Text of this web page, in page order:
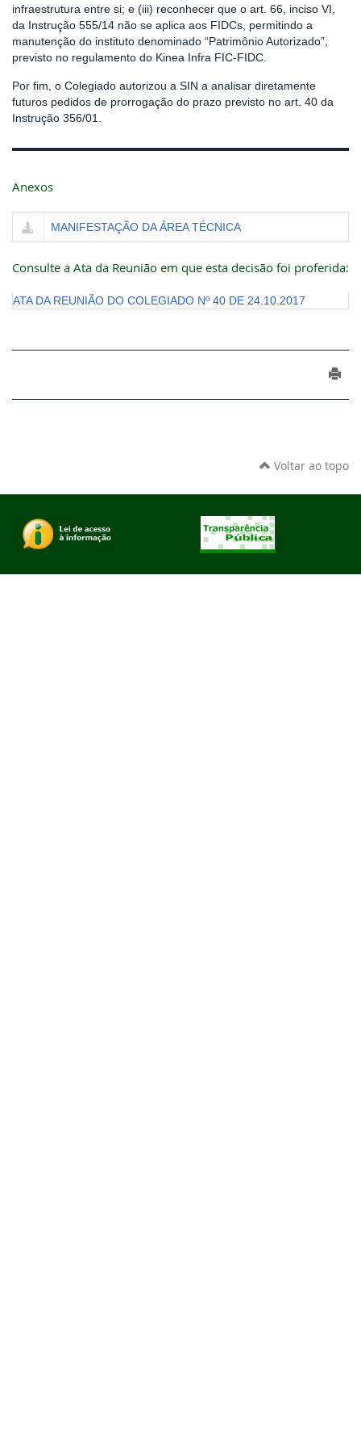
infraestrutura entre si; e (iii) reconhecer que o art. 66, inciso VI,
da Instrução 555/14 não se aplica aos FIDCs, permitindo a
manutenção do instituto denominado “Patrimônio Autorizado”,
previsto no regulamento do Kinea Infra FIC-FIDC.
Por fim, o Colegiado autorizou a SIN a analisar diretamente
futuros pedidos de prorrogação do prazo previsto no art. 40 da
Instrução 356/01.
Anexos
MANIFESTAÇÃO DA ÁREA TÉCNICA
Consulte a Ata da Reunião em que esta decisão foi proferida:
ATA DA REUNIÃO DO COLEGIADO Nº 40 DE 24.10.2017
Voltar ao topo